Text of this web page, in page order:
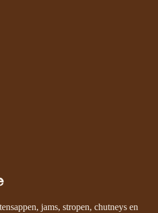
jams, stropen, chutneys en